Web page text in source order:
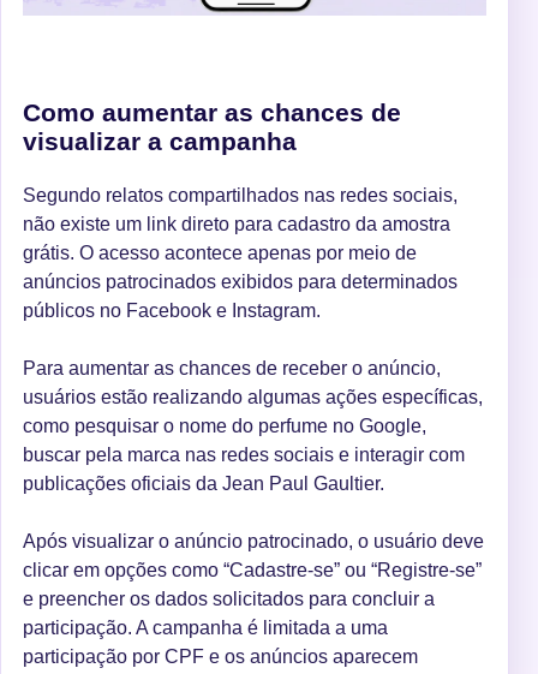
Como aumentar as chances de
visualizar a campanha
Segundo relatos compartilhados nas redes sociais,
não existe um link direto para cadastro da amostra
grátis. O acesso acontece apenas por meio de
anúncios patrocinados exibidos para determinados
públicos no Facebook e Instagram.
Para aumentar as chances de receber o anúncio,
usuários estão realizando algumas ações específicas,
como pesquisar o nome do perfume no Google,
buscar pela marca nas redes sociais e interagir com
publicações oficiais da Jean Paul Gaultier.
Após visualizar o anúncio patrocinado, o usuário deve
clicar em opções como “Cadastre-se” ou “Registre-se”
e preencher os dados solicitados para concluir a
participação. A campanha é limitada a uma
participação por CPF e os anúncios aparecem